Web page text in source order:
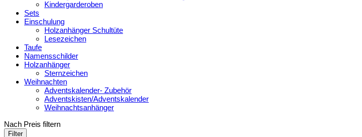
Kindergarderoben
Sets
Einschulung
Holzanhänger Schultüte
Lesezeichen
Taufe
Namensschilder
Holzanhänger
Sternzeichen
Weihnachten
Adventskalender- Zubehör
Adventskisten/Adventskalender
Weihnachtsanhänger
Nach Preis filtern
Min.
Max.
Filter